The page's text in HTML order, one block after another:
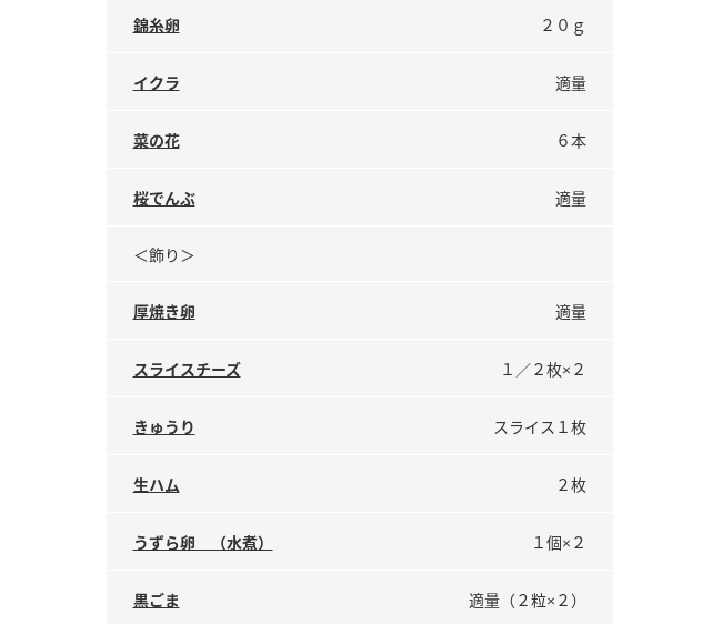
錦糸卵 ２０ｇ
イクラ 適量
菜の花 ６本
桜でんぶ 適量
＜飾り＞
厚焼き卵 適量
スライスチーズ １／２枚×２
きゅうり スライス１枚
生ハム ２枚
うずら卵 （水煮） １個×２
黒ごま 適量（２粒×２）